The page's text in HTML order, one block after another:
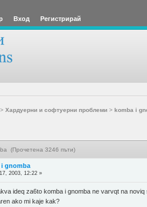
Вход Регистрирай
Хардуерни и софтуерни проблеми> komba i
(Прочетена 3246 пъти)
i gnomba
2003, 12:22 »
ideq za6to komba i gnomba ne varvqt na
ako mi kaje kak?